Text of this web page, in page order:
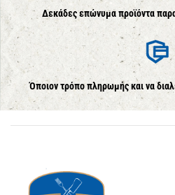
Δεκάδες επώνυμα προϊόντα
Όποιον τρόπο πληρωμής και να